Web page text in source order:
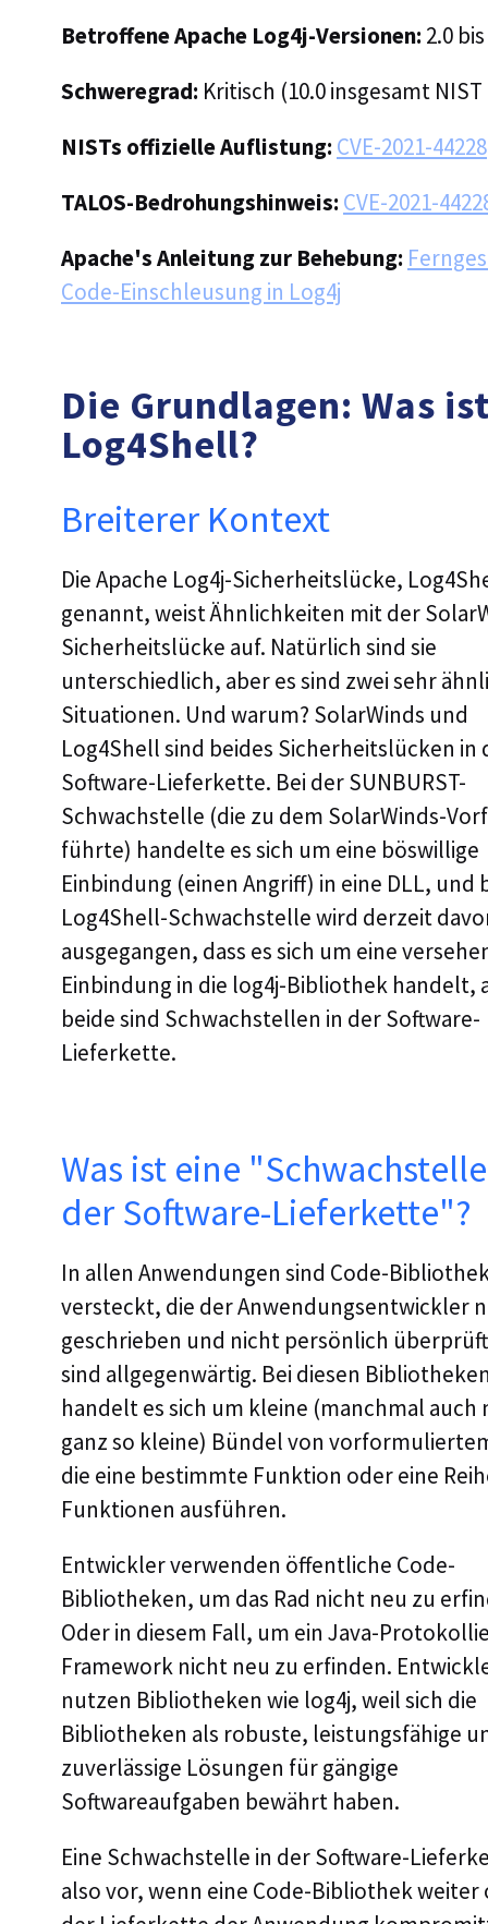
Betroffene Apache Log4j-Versionen: 2.0
Schweregrad: Kritisch (10.0 insgesamt NIST
NISTs offizielle Auflistung: CVE-2021-44228
TALOS-Bedrohungshinweis: CVE-2021-
Apache's Anleitung zur Behebung:
Code-Einschleusung in Log4j
Die Grundlagen: Was
Log4Shell?
Breiterer Kontext
Die Apache Log4j-Sicherheitslücke,
genannt, weist Ähnlichkeiten mit der
Sicherheitslücke auf. Natürlich sind sie
unterschiedlich, aber es sind zwei sehr
Situationen. Und warum? SolarWinds und
Log4Shell sind beides Sicherheitslücken in
Software-Lieferkette. Bei der SUNBURST-
Schwachstelle (die zu dem SolarWinds-
führte) handelte es sich um eine böswillige
Einbindung (einen Angriff) in eine DLL, und
Log4Shell-Schwachstelle wird derzeit
ausgegangen, dass es sich um eine
Einbindung in die log4j-Bibliothek handelt,
beide sind Schwachstellen in der Software-
Lieferkette.
Was ist eine
der Software-Lieferkette"?
In allen Anwendungen sind Code-
versteckt, die der Anwendungsentwickler
geschrieben und nicht persönlich
sind allgegenwärtig. Bei diesen
handelt es sich um kleine (manchmal auch
ganz so kleine) Bündel von
die eine bestimmte Funktion oder eine
Funktionen ausführen.
Entwickler verwenden öffentliche Code-
Bibliotheken, um das Rad nicht neu zu
Oder in diesem Fall, um ein Java-
Framework nicht neu zu erfinden.
nutzen Bibliotheken wie log4j, weil sich die
Bibliotheken als robuste, leistungsfähige
zuverlässige Lösungen für gängige
Softwareaufgaben bewährt haben.
Eine Schwachstelle in der Software-
also vor, wenn eine Code-Bibliothek weiter